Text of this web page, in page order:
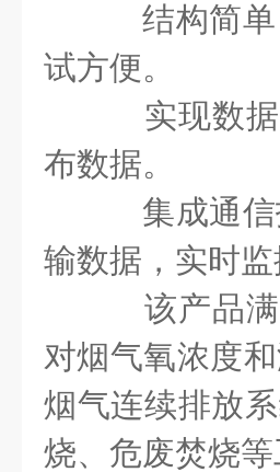
结构简单
试方便。
实现数据
布数据。
集成通信
输数据，实时
该产品满
对烟气氧浓度
烟气连续排放
烧、危废焚烧等